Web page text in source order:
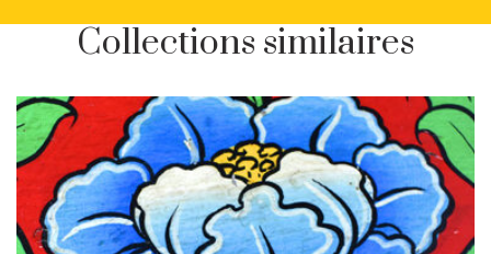
Collections similaires